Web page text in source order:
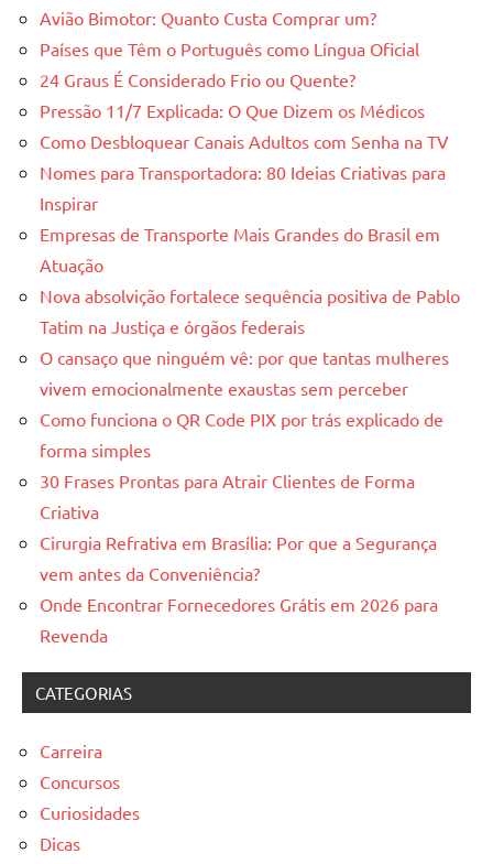
Avião Bimotor: Quanto Custa Comprar um?
Países que Têm o Português como Língua Oficial
24 Graus É Considerado Frio ou Quente?
Pressão 11/7 Explicada: O Que Dizem os Médicos
Como Desbloquear Canais Adultos com Senha na TV
Nomes para Transportadora: 80 Ideias Criativas para
Inspirar
Empresas de Transporte Mais Grandes do Brasil em
Atuação
Nova absolvição fortalece sequência positiva de Pablo
Tatim na Justiça e órgãos federais
O cansaço que ninguém vê: por que tantas mulheres
vivem emocionalmente exaustas sem perceber
Como funciona o QR Code PIX por trás explicado de
forma simples
30 Frases Prontas para Atrair Clientes de Forma
Criativa
Cirurgia Refrativa em Brasília: Por que a Segurança
vem antes da Conveniência?
Onde Encontrar Fornecedores Grátis em 2026 para
Revenda
CATEGORIAS
Carreira
Concursos
Curiosidades
Dicas